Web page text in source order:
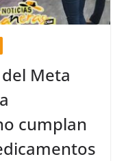
Meta
cumplan